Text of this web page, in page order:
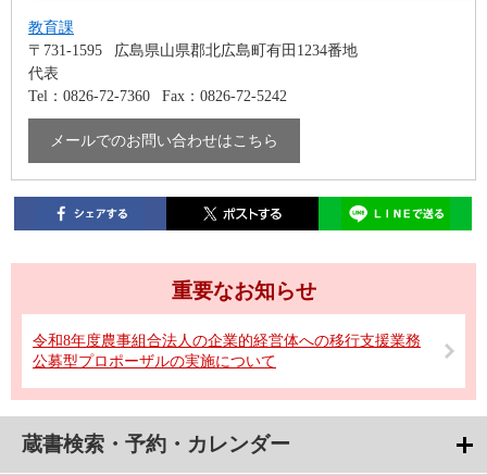
重要なお知らせ
令和8年度農事組合法人の企業的経営体への移行支援業務
公募型プロポーザルの実施について
蔵書検索・予約・カレンダー
教育課
〒731-1595
広島県山県郡北広島町有田1234番地
代表
Tel：0826-72-7360
Fax：0826-72-5242
メールでのお問い合わせはこちら